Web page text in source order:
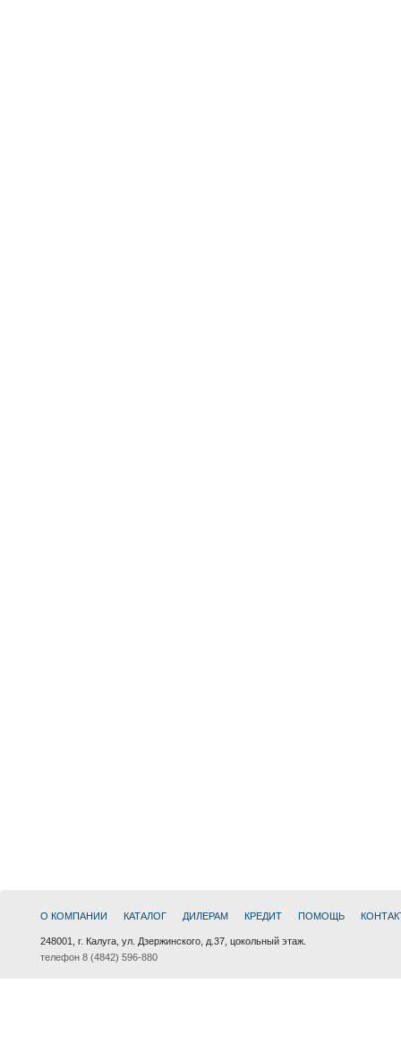
О КОМПАНИИ КАТАЛОГ ДИЛЕРАМ КРЕДИТ ПОМОЩЬ
248001, г. Калуга, ул. Дзержинского, д.37, цокольный этаж.
телефон 8 (4842) 596-880